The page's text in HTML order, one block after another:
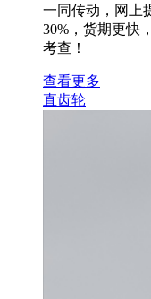
一同传动，网上
30%，货期更快
考查！
查看更多
直齿轮